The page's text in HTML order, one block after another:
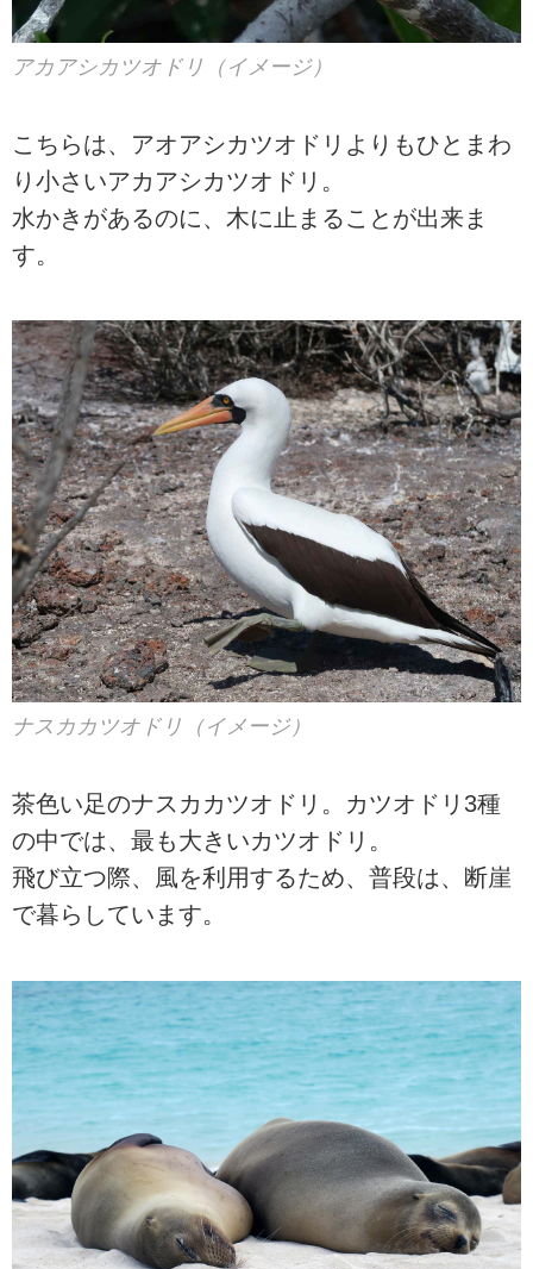
アカアシカツオドリ（イメージ）
こちらは、アオアシカツオドリよりもひとまわ
り小さいアカアシカツオドリ。
水かきがあるのに、木に止まることが出来ま
す。
ナスカカツオドリ（イメージ）
茶色い足のナスカカツオドリ。カツオドリ3種
の中では、最も大きいカツオドリ。
飛び立つ際、風を利用するため、普段は、断崖
で暮らしています。